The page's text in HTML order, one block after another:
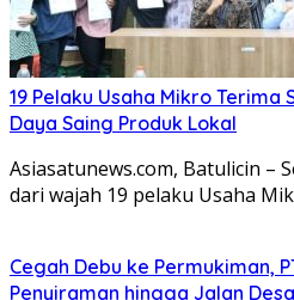
19 Pelaku Usaha Mikro
Daya Saing Produk Lokal
Asiasatunews.com, Batulicin –
dari wajah 19 pelaku Usaha
Cegah Debu ke Permukiman,
Penyiraman hingga Jalan